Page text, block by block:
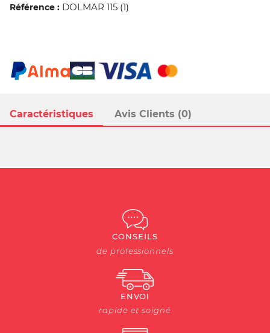
Caractéristiques Avis Clients (0)
Référence : DOLMAR 115 (1)
CONSEILS
de professionnels
ENVOI
rapide et soigné